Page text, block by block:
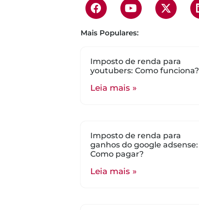
Mais Populares:
Imposto de renda para
youtubers: Como funciona?
Leia mais »
Imposto de renda para
ganhos do google adsense:
Como pagar?
Leia mais »